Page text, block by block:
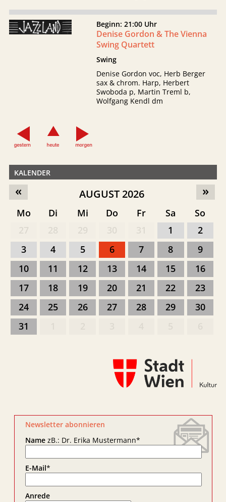
Beginn: 21:00 Uhr
Denise Gordon & The Vienna
Swing Quartett
Swing
Denise Gordon voc, Herb Berger
sax & chrom. Harp, Herbert
Swoboda p, Martin Treml b,
Wolfgang Kendl dm
KALENDER
»
« AUGUST 2026
Mo Di Mi Do Fr Sa
So
1
2
3
4 5 6 7 8
9
10
11 12 13 14 15
16
17
18 19 20 21 22
23
24
25 26 27 28 29
30
31
Newsletter abonnieren
NamezB.: Dr. Erika Mustermann*
E-Mail*
Anrede